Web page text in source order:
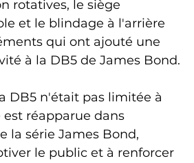
rotatives, le siège
et le blindage à l'arrière
qui ont ajouté une
à la DB5 de James Bond.
DB5 n'était pas limitée à
réapparue dans
la série James Bond,
le public et à renforcer